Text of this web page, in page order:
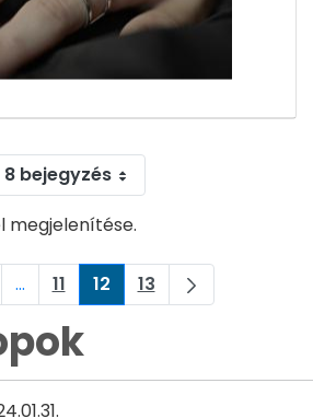
8 bejegyzés
megjelenítése.
...Köztes oldalak Navigáljon a TAB
Oldal
11 Oldal
12 Oldal
13